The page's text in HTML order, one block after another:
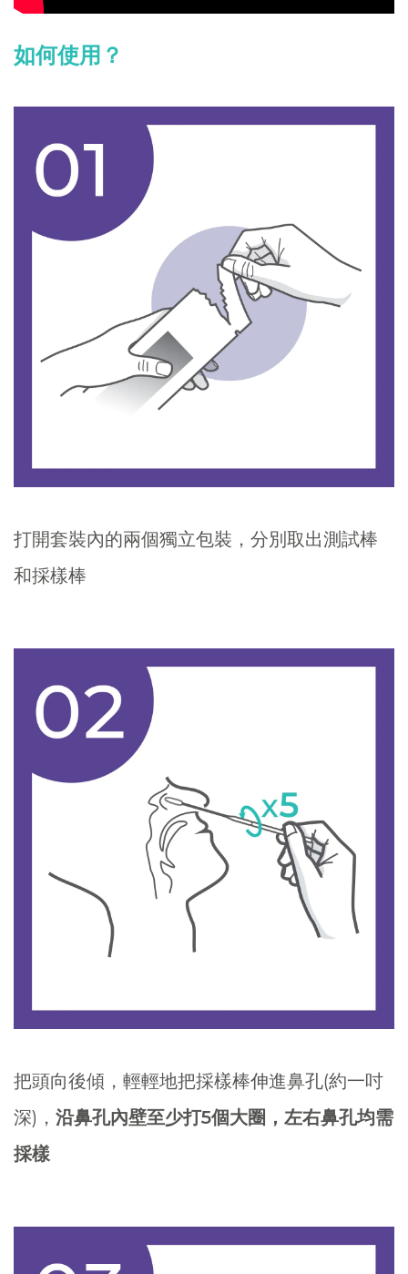
如何使用？
打開套裝內的兩個獨立包裝，分別取出測試棒
和採樣棒
把頭向後傾，輕輕地把採樣棒伸進鼻孔(約一吋
深)， 沿鼻孔內壁至少打5個大圈，左右鼻孔均需
採樣